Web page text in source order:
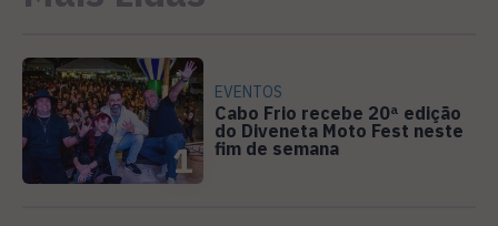
1
EVENTOS
Cabo Frio recebe 20ª edição
do Diveneta Moto Fest neste
fim de semana